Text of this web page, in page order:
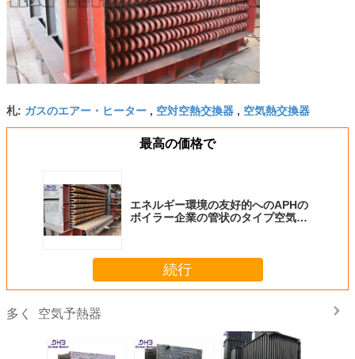
札: ガスのエアー・ヒーター , 空対空熱交換器 , 空気熱交換器
最高の価格で
エネルギー環境の友好的へのAPHの
ボイラー企業の管状のタイプ空気予
続行
多く 空気予熱器